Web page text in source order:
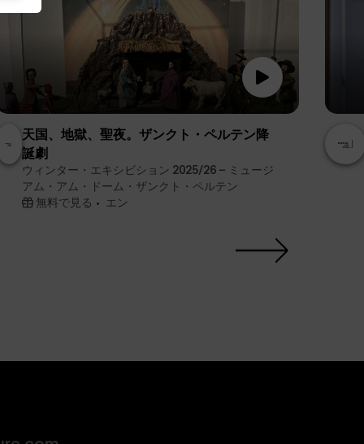
天国、地獄、聖夜。ザンクト・ペルテン降
誕劇
ウィンター・エキシビション 2025/26 – ミュージ
アム・アム・ドーム・ザンクト・ペルテン
無料で見る
エン